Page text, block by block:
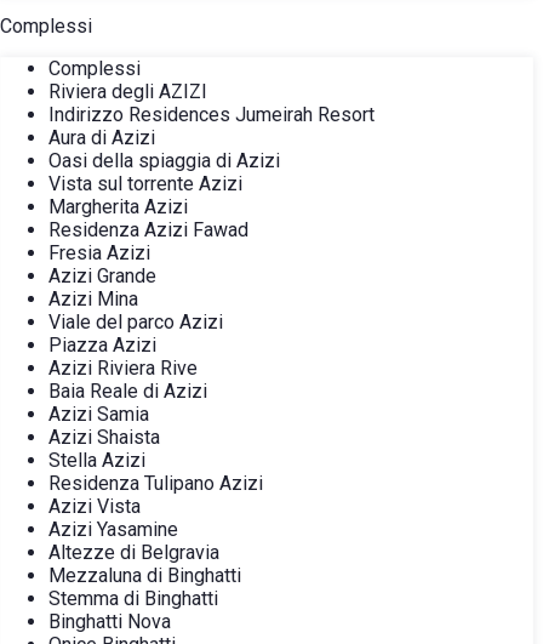
Complessi
Complessi
Riviera degli AZIZI
Indirizzo Residences Jumeirah Resort
Aura di Azizi
Oasi della spiaggia di Azizi
Vista sul torrente Azizi
Margherita Azizi
Residenza Azizi Fawad
Fresia Azizi
Azizi Grande
Azizi Mina
Viale del parco Azizi
Piazza Azizi
Azizi Riviera Rive
Baia Reale di Azizi
Azizi Samia
Azizi Shaista
Stella Azizi
Residenza Tulipano Azizi
Azizi Vista
Azizi Yasamine
Altezze di Belgravia
Mezzaluna di Binghatti
Stemma di Binghatti
Binghatti Nova